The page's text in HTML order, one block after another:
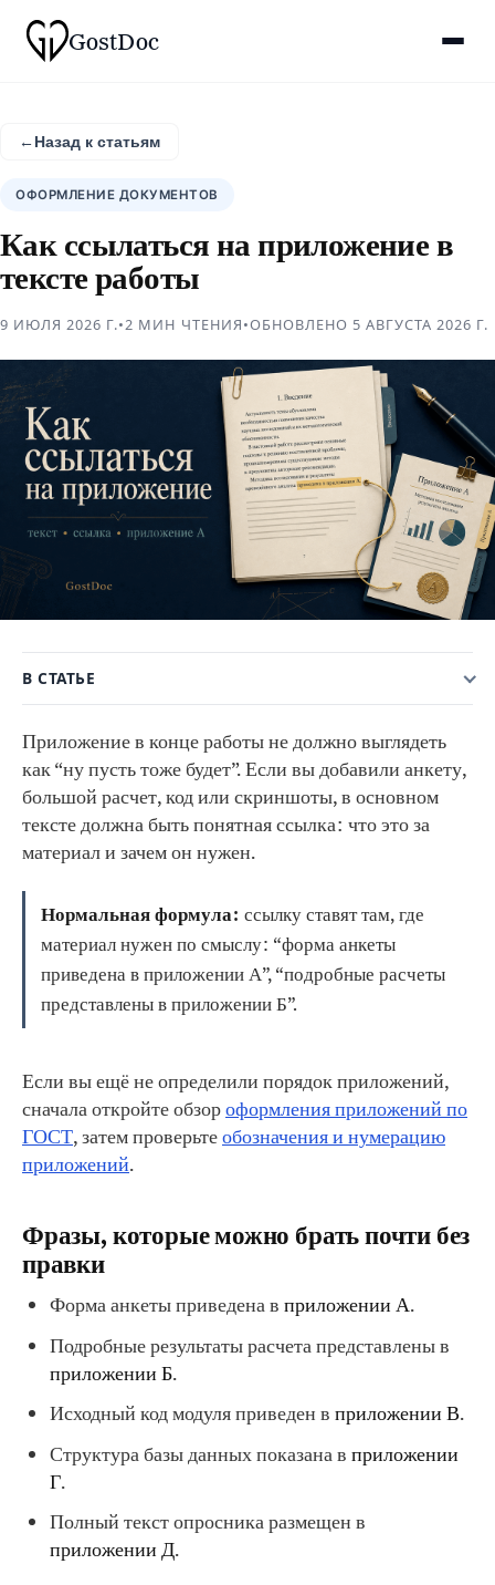
GostDoc
←Назад к статьям
ОФОРМЛЕНИЕ ДОКУМЕНТОВ
Как ссылаться на приложение в
тексте работы
9 ИЮЛЯ 2026 Г.•2 МИН ЧТЕНИЯ•ОБНОВЛЕНО 5 АВГУСТА 2026 Г.
В СТАТЬЕ
Приложение в конце работы не должно выглядеть
как “ну пусть тоже будет”. Если вы добавили анкету,
большой расчет, код или скриншоты, в основном
тексте должна быть понятная ссылка: что это за
материал и зачем он нужен.
Нормальная формула: ссылку ставят там, где
материал нужен по смыслу: “форма анкеты
приведена в приложении А”, “подробные расчеты
представлены в приложении Б”.
Если вы ещё не определили порядок приложений,
сначала откройте обзороформления приложений по
ГОСТ, затем проверьтеобозначения и нумерацию
приложений.
Фразы, которые можно брать почти без
правки
Форма анкеты приведена в приложении А.
Подробные результаты расчета представлены в
приложении Б.
Исходный код модуля приведен в приложении В.
Структура базы данных показана в приложении
Г.
Полный текст опросника размещен в
приложении Д.